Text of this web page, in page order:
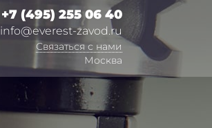
+7 (495) 255 06 40
info@everest-zavod.ru
Связаться с нами
Москва